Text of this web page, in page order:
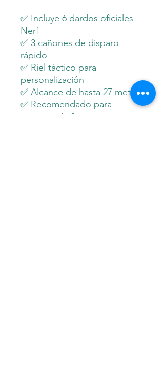
✅ Incluye 6 dardos oficiales
Nerf
✅ 3 cañones de disparo
rápido
✅ Riel táctico para
personalización
✅ Alcance de hasta 27 metros
✅ Recomendado para
mayores de 8 años